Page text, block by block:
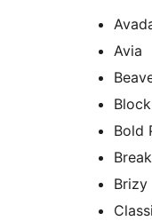
Avia
Bold
Brizy